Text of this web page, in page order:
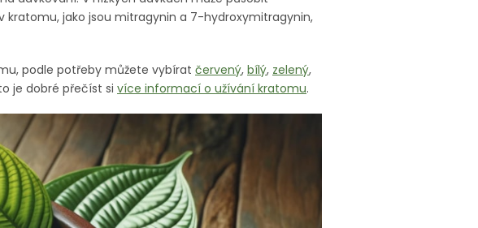
jako jsou mitragynin a 7-hydroxymitragynin,
podle potřeby můžete vybírat červený, bílý, zelený,
je dobré přečíst si více informací o užívání kratomu.